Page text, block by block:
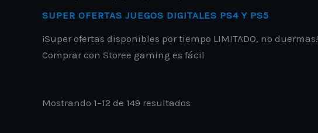
SUPER OFERTAS JUEGOS DIGITALES PS4 Y PS5
¡Super ofertas disponibles por tiempo LIMITADO, no duermas!
Comprar con Storee gaming es fácil
Mostrando 1–12 de 149 resultados